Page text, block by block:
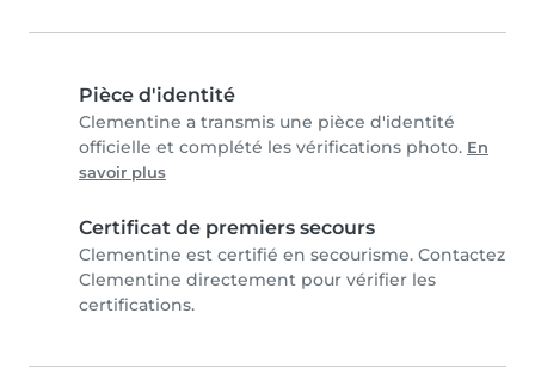
Pièce d'identité
Clementine a transmis une pièce d'identité
officielle et complété les vérifications photo. En
savoir plus
Certificat de premiers secours
Clementine est certifié en secourisme. Contactez
Clementine directement pour vérifier les
certifications.